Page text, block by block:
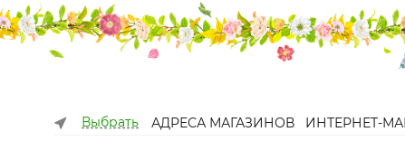
Выбрать АДРЕСА МАГАЗИНОВ ИНТЕРНЕТ-